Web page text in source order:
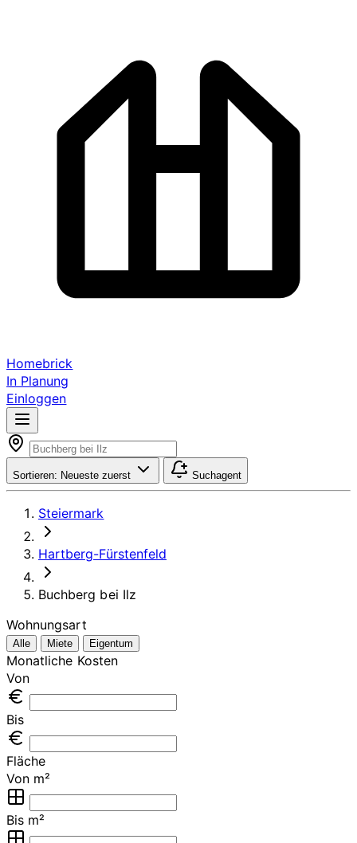
Homebrick
In Planung
Einloggen
Sortieren: Neueste zuerst Suchagent
Steiermark
Hartberg-Fürstenfeld
Buchberg bei Ilz
Wohnungsart
Alle Miete Eigentum
Monatliche Kosten
Von
Bis
Fläche
Von m²
Bis m²